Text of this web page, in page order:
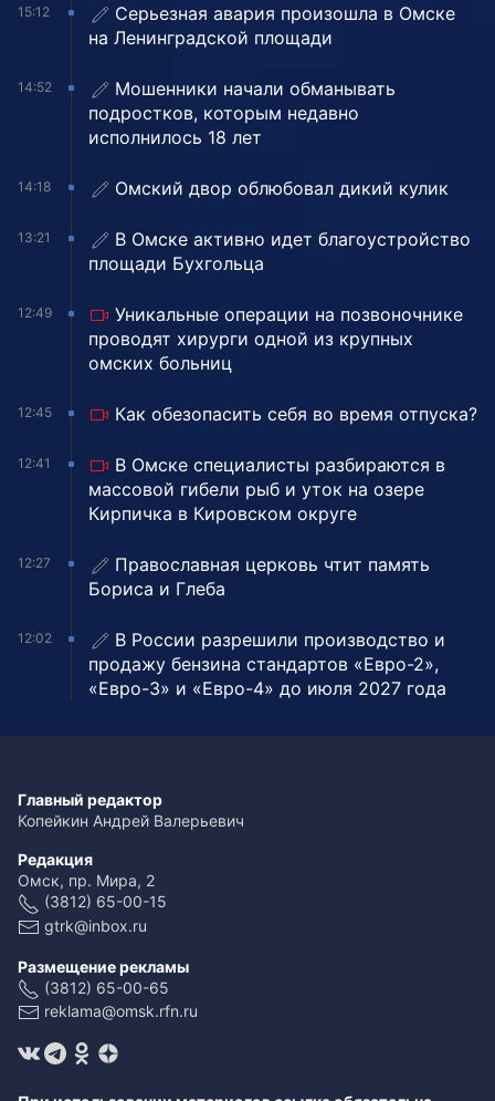
15:12
Серьезная авария произошла в Омске
на Ленинградской площади
14:52
Мошенники начали обманывать
подростков, которым недавно
исполнилось 18 лет
14:18 Омский двор облюбовал дикий кулик
13:21
В Омске активно идет благоустройство
площади Бухгольца
12:49
Уникальные операции на позвоночнике
проводят хирурги одной из крупных
омских больниц
12:45 Как обезопасить себя во время отпуска?
12:41
В Омске специалисты разбираются в
массовой гибели рыб и уток на озере
Кирпичка в Кировском округе
12:27
Православная церковь чтит память
Бориса и Глеба
12:02
В России разрешили производство и
продажу бензина стандартов «Евро-2»,
«Евро-3» и «Евро-4» до июля 2027 года
Главный редактор
Копейкин Андрей Валерьевич
Редакция
Омск, пр. Мира, 2
(3812) 65-00-15
gtrk@inbox.ru
Размещение рекламы
(3812) 65-00-65
reklama@omsk.rfn.ru